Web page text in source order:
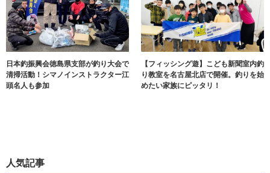
日本釣振興会徳島県支部が釣り大会で
清掃活動！シマノインストラクター江
頭名人も参加
【フィッシング遊】こども新聞室内釣
り教室を名古屋北店で開催。釣りを始
めたい家族にピッタリ！
人気記事